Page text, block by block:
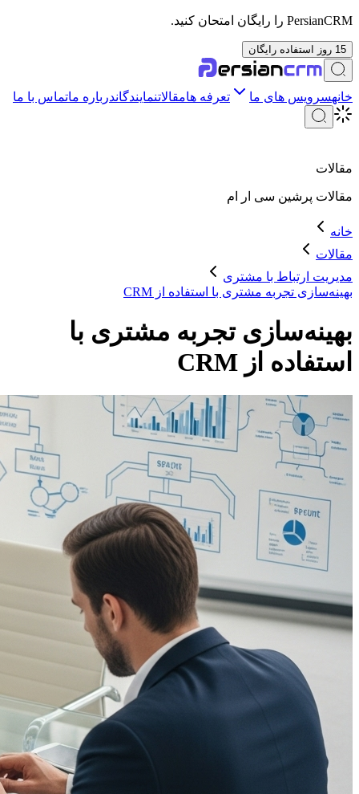
PersianCRM را رایگان امتحان کنید.
15 روز استفاده رایگان
خانهسرویس های ما تعرفه هامقالاتنمایندگاندرباره ماتماس با ما
مقالات
مقالات پرشین سی ار ام
خانه
مقالات
مدیریت ارتباط با مشتری
بهینه‌سازی تجربه مشتری با استفاده از CRM
بهینه‌سازی تجربه مشتری با
استفاده از CRM